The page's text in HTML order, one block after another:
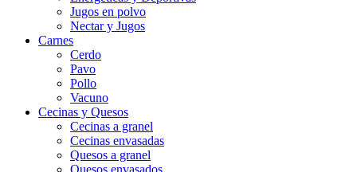
Jugos en polvo
Nectar y Jugos
Carnes
Cerdo
Pavo
Pollo
Vacuno
Cecinas y Quesos
Cecinas a granel
Cecinas envasadas
Quesos a granel
Quesos envasados